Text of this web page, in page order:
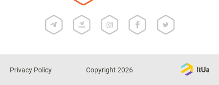
Privacy Policy Copyright 2026